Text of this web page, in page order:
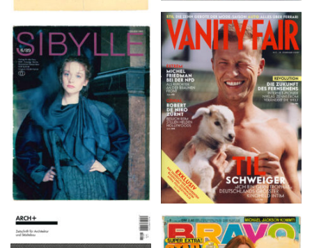
VANITY FAIR – Nr. 7 –
8. Februar 2007
SIBYLLE 6/89